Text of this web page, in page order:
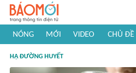
NÓNG MỚI VIDEO CHỦ ĐỀ
#Khám phá thế giới
HẠ ĐƯỜNG HUYẾT